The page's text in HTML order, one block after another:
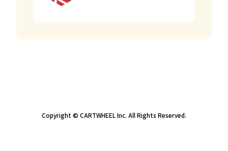
Copyright © CARTWHEEL Inc. All Rights Reserved.